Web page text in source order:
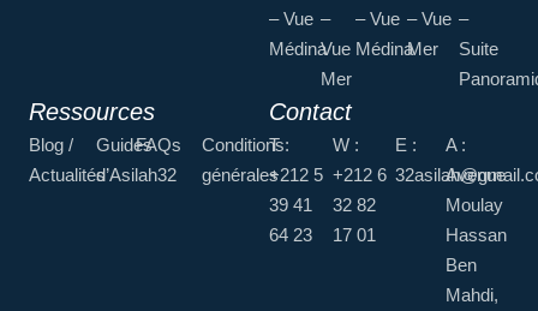
– Vue
Médina
–
Vue
Mer
– Vue
Médina
– Vue
Mer
–
Suite
Ressources
Blog /
Actualités
Guides
d’Asilah32
FAQs
Conditions
générales
Contact
T :
+212 5
39 41
64 23
W :
+212 6
32 82
17 01
E :
A :
Avenue
Moulay
Hassan
Ben
Mahdi,